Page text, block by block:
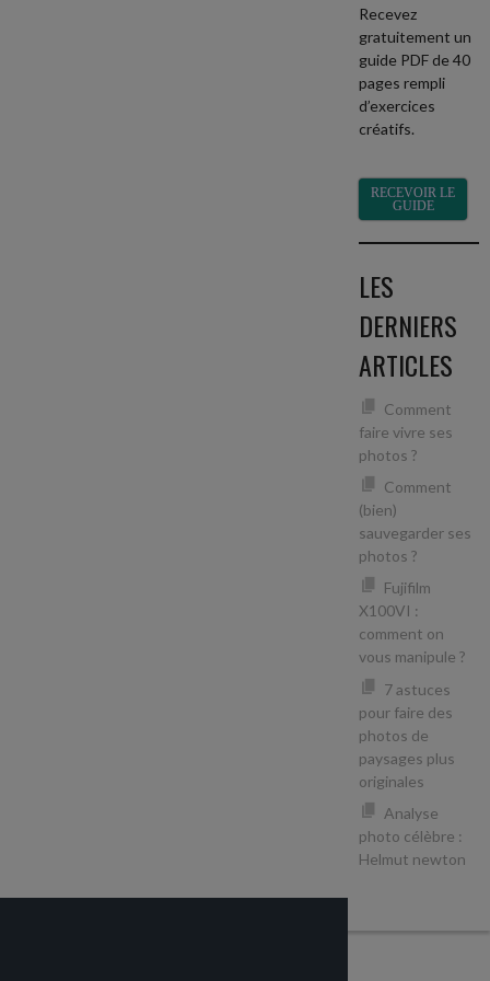
Recevez
gratuitement un
guide PDF de 40
pages rempli
d’exercices
créatifs.
RECEVOIR LE
GUIDE
LES
DERNIERS
ARTICLES
Comment
faire vivre ses
photos ?
Comment
(bien)
sauvegarder ses
photos ?
Fujifilm
X100VI :
comment on
vous manipule ?
7 astuces
pour faire des
photos de
paysages plus
originales
Analyse
photo célèbre :
Helmut newton